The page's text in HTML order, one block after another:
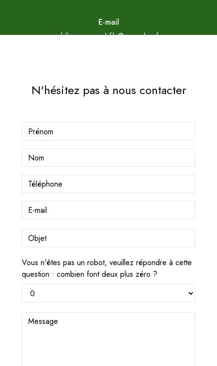
E-mail
philippe.arnaud.fils@wanadoo.fr
N'hésitez pas à nous contacter
Vous n'êtes pas un robot, veuillez répondre à cette
question : combien font deux plus zéro ?